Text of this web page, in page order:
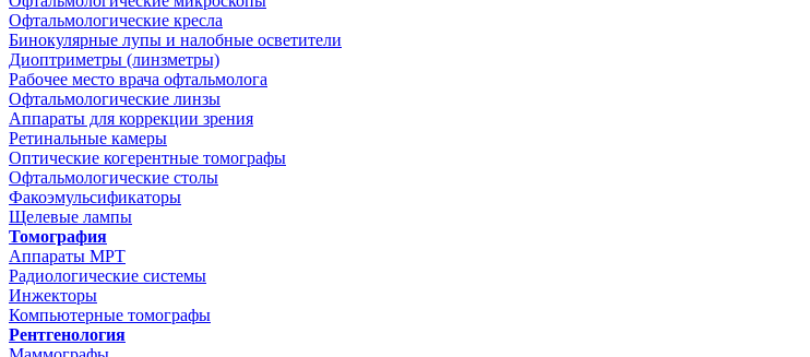
Офтальмологические кресла
Бинокулярные лупы и налобные осветители
Диоптриметры (линзметры)
Рабочее место врача офтальмолога
Офтальмологические линзы
Аппараты для коррекции зрения
Ретинальные камеры
Оптические когерентные томографы
Офтальмологические столы
Факоэмульсификаторы
Щелевые лампы
Томография
Аппараты МРТ
Радиологические системы
Инжекторы
Компьютерные томографы
Рентгенология